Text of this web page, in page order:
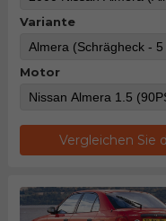
Variante
Motor
Vergleichen Sie